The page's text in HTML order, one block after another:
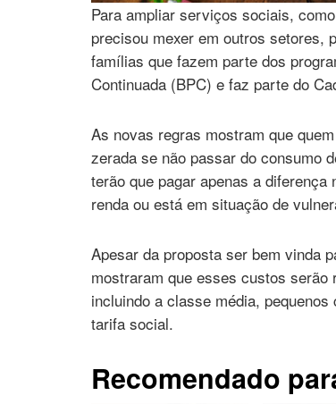
Para ampliar serviços sociais,
precisou mexer em outros setores,
famílias que fazem parte dos
Continuada (BPC) e faz parte do
As novas regras mostram que
zerada se não passar do consumo
terão que pagar apenas a
renda ou está em situação de
Apesar da proposta ser bem vinda
mostraram que esses custos serão
incluindo a classe média,
tarifa social.
Recomendado